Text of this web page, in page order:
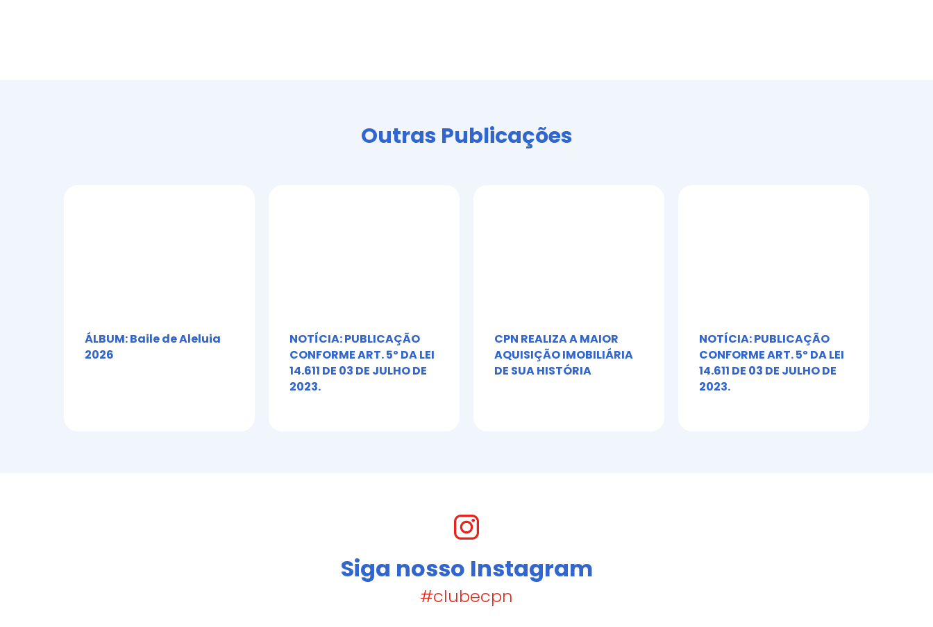
Outras Publicações
ÁLBUM: Baile de Aleluia
2026
NOTÍCIA: PUBLICAÇÃO
CONFORME ART. 5º DA LEI
14.611 DE 03 DE JULHO DE
2023.
CPN REALIZA A MAIOR
AQUISIÇÃO IMOBILIÁRIA
DE SUA HISTÓRIA
NOTÍCIA: PUBLICAÇÃO
CONFORME ART. 5º DA LEI
14.611 DE 03 DE JULHO DE
2023.
Siga nosso Instagram
#clubecpn